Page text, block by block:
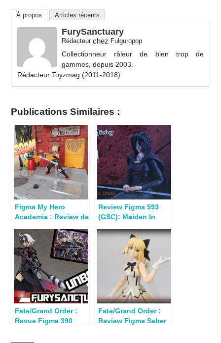
À propos Articles récents
FurySanctuary
Rédacteurchez Fulguropop
Collectionneur râleur de bien trop de
gammes, depuis 2003.
Rédacteur Toyzmag (2011-2018)
Publications Similaires :
Figma My Hero
Academia : Review de
Review Figma 593
(GSC): Maiden In
Fate/Grand Order :
Revue Figma 390
Fate/Grand Order :
Review Figma Saber